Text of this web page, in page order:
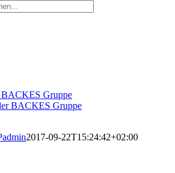
BACKES Gruppe
BACKES Gruppe
2017-09-22T15:24:42+02:00